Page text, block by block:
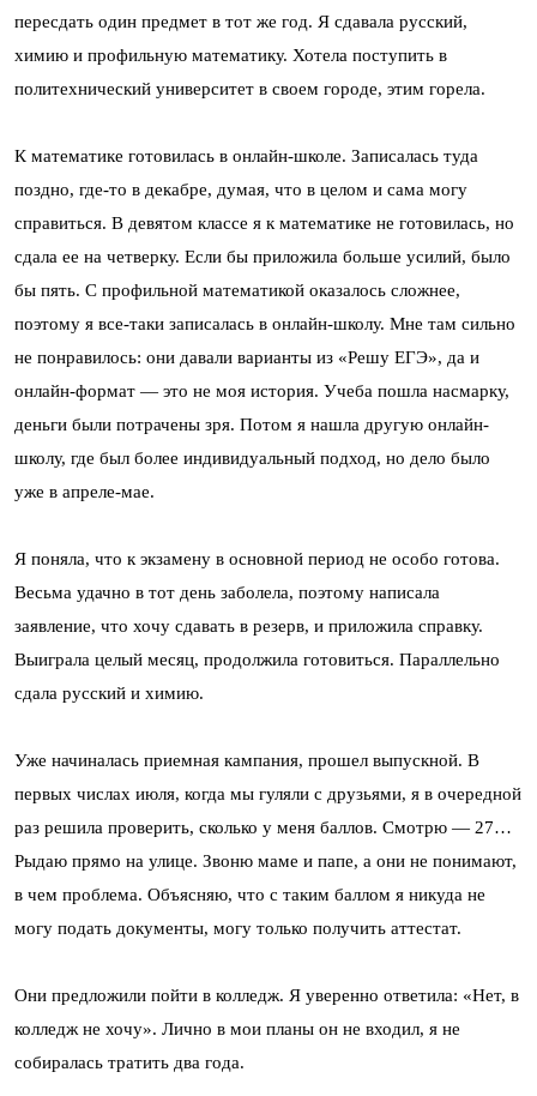
пересдать один предмет в тот же год. Я сдавала русский,
химию и профильную математику. Хотела поступить в
политехнический университет в своем городе, этим горела.
К математике готовилась в онлайн-школе. Записалась туда
поздно, где-то в декабре, думая, что в целом и сама могу
справиться. В девятом классе я к математике не готовилась, но
сдала ее на четверку. Если бы приложила больше усилий, было
бы пять. С профильной математикой оказалось сложнее,
поэтому я все-таки записалась в онлайн-школу. Мне там сильно
не понравилось: они давали варианты из «Решу ЕГЭ», да и
онлайн-формат — это не моя история. Учеба пошла насмарку,
деньги были потрачены зря. Потом я нашла другую онлайн-
школу, где был более индивидуальный подход, но дело было
уже в апреле-мае.
Я поняла, что к экзамену в основной период не особо готова.
Весьма удачно в тот день заболела, поэтому написала
заявление, что хочу сдавать в резерв, и приложила справку.
Выиграла целый месяц, продолжила готовиться. Параллельно
сдала русский и химию.
Уже начиналась приемная кампания, прошел выпускной. В
первых числах июля, когда мы гуляли с друзьями, я в очередной
раз решила проверить, сколько у меня баллов. Смотрю — 27…
Рыдаю прямо на улице. Звоню маме и папе, а они не понимают,
в чем проблема. Объясняю, что с таким баллом я никуда не
могу подать документы, могу только получить аттестат.
Они предложили пойти в колледж. Я уверенно ответила: «Нет, в
колледж не хочу». Лично в мои планы он не входил, я не
собиралась тратить два года.